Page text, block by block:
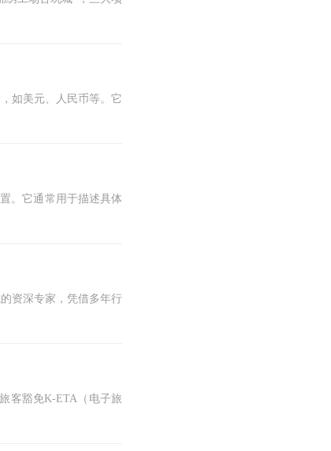
如美元、人民币等。它
。它通常用于描述具体
资深专家，凭借多年行
客豁免K-ETA（电子旅